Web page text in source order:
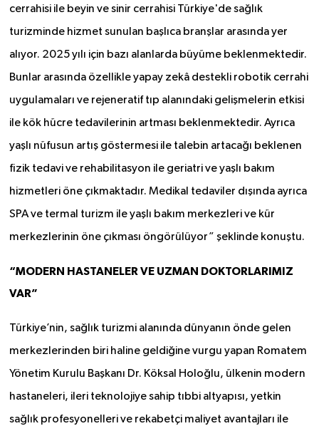
cerrahisi ile beyin ve sinir cerrahisi Türkiye'de sağlık
turizminde hizmet sunulan başlıca branşlar arasında yer
alıyor. 2025 yılı için bazı alanlarda büyüme beklenmektedir.
Bunlar arasında özellikle yapay zekâ destekli robotik cerrahi
uygulamaları ve rejeneratif tıp alanındaki gelişmelerin etkisi
ile kök hücre tedavilerinin artması beklenmektedir. Ayrıca
yaşlı nüfusun artış göstermesi ile talebin artacağı beklenen
fizik tedavi ve rehabilitasyon ile geriatri ve yaşlı bakım
hizmetleri öne çıkmaktadır. Medikal tedaviler dışında ayrıca
SPA ve termal turizm ile yaşlı bakım merkezleri ve kür
merkezlerinin öne çıkması öngörülüyor” şeklinde konuştu.
“MODERN HASTANELER VE UZMAN DOKTORLARIMIZ
VAR”
Türkiye’nin, sağlık turizmi alanında dünyanın önde gelen
merkezlerinden biri haline geldiğine vurgu yapan Romatem
Yönetim Kurulu Başkanı Dr. Köksal Holoğlu, ülkenin modern
hastaneleri, ileri teknolojiye sahip tıbbi altyapısı, yetkin
sağlık profesyonelleri ve rekabetçi maliyet avantajları ile